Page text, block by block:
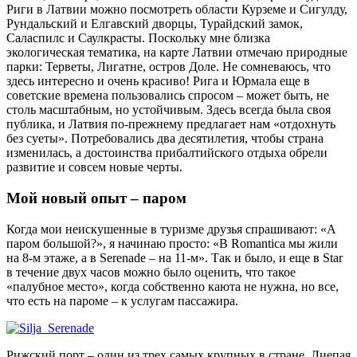
Риги в Латвии можно посмотреть области Курземе и Сигулду,
Рундальский и Елгавский дворцы, Турайдский замок,
Саласпилс и Саулкрасты. Поскольку мне близка
экологическая тематика, на карте Латвии отмечаю природные
парки: Терветы, Лигатне, остров Доле. Не сомневаюсь, что
здесь интересно и очень красиво! Рига и Юрмала еще в
советские времена пользовались спросом – может быть, не
столь масштабным, но устойчивым. Здесь всегда была своя
публика, и Латвия по-прежнему предлагает нам «отдохнуть
без суеты». Потребовались два десятилетия, чтобы страна
изменилась, а достоинства прибалтийского отдыха обрели
развитие и совсем новые черты.
Мой новый опыт – паром
Когда мои неискушенные в туризме друзья спрашивают: «А
паром большой?», я начинаю просто: «В Romantica мы жили
на 8-м этаже, а в Serenade – на 11-м». Так и было, и еще в Star
в течение двух часов можно было оценить, что такое
«палубное место», когда собственно каюта не нужна, но все,
что есть на пароме – к услугам пассажира.